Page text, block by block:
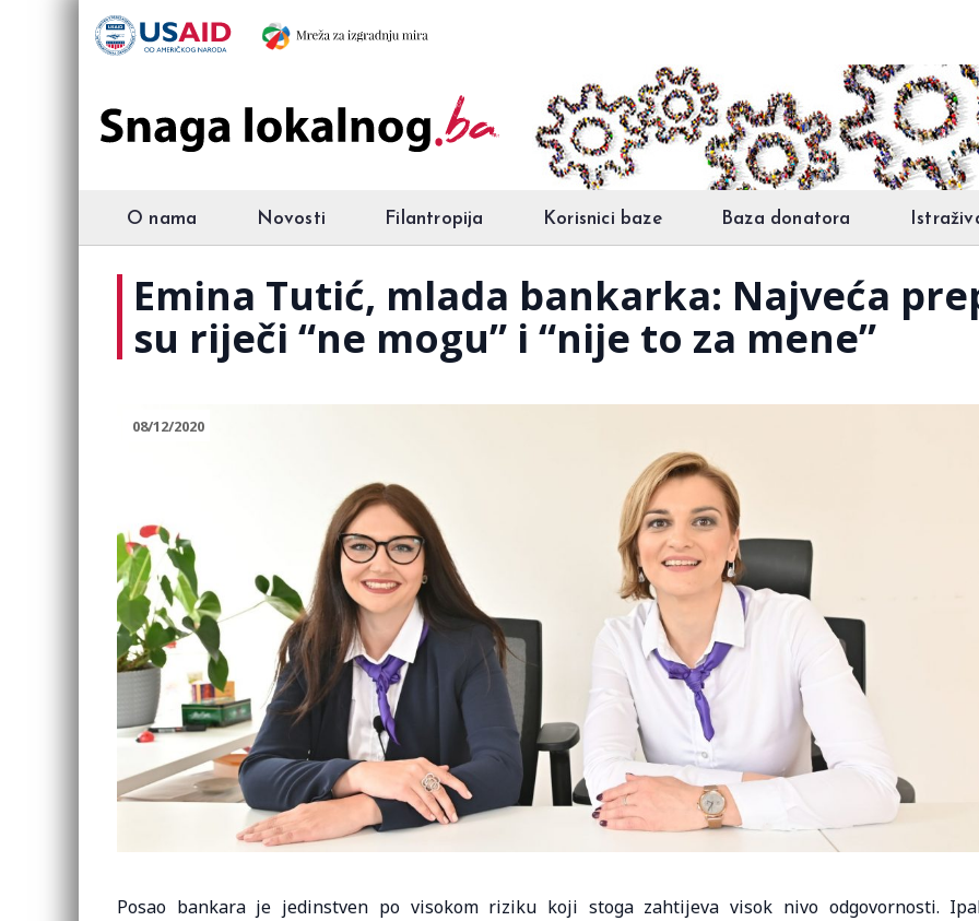
O nama Novosti Filantropija Korisnici baze Baza donatora
Emina Tutić, mlada bankarka: Najveća
su riječi “ne mogu” i “nije to za mene”
08/12/2020
Posao bankara je jedinstven po visokom riziku koji stoga zahtijeva visok nivo odgovornosti.